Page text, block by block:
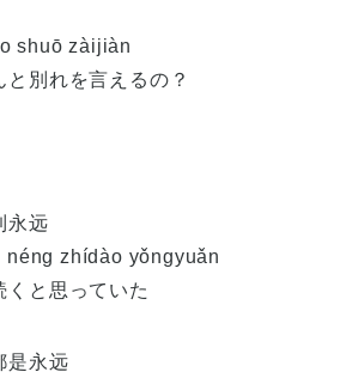
shuō zàijiàn
別れを言えるの？
永远
zhídào yǒngyuǎn
くと思っていた
是永远